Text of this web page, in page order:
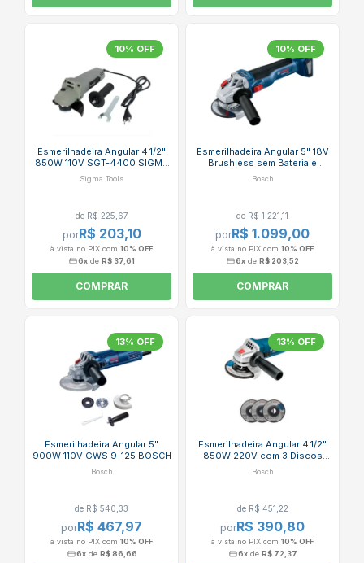
10% OFF
Esmerilhadeira Angular 4.1/2"
850W 110V SGT-4400 SIGMA
TOOLS
Sigma Tools
de R$ 225,67
porR$ 203,10
à vista no PIX com 10% OFF
6x de R$ 37,61
COMPRAR
10% OFF
Esmerilhadeira Angular 5" 18V
Brushless sem Bateria e
Carregador GWS 18V-10
Bosch
de R$ 1.221,11
porR$ 1.099,00
à vista no PIX com 10% OFF
6x de R$ 203,52
COMPRAR
13% OFF
Esmerilhadeira Angular 5"
900W 110V GWS 9-125 BOSCH
Bosch
de R$ 540,33
porR$ 467,97
à vista no PIX com 10% OFF
6xde R$ 86,66
13% OFF
Esmerilhadeira Angular 4.1/2"
850W 220V com 3 Discos
GWS 850 BOSCH
Bosch
de R$ 451,22
porR$ 390,80
à vista no PIX com 10% OFF
6xde R$ 72,37